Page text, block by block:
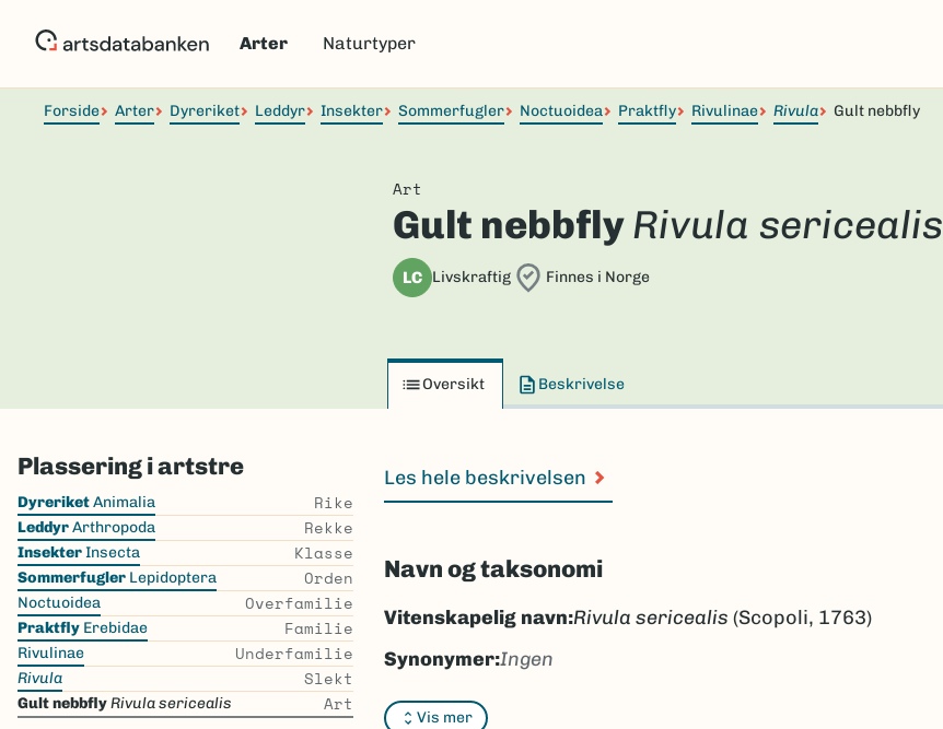
Arter Naturtyper
Forside Arter Dyreriket Leddyr Insekter Sommerfugler Noctuoidea Praktfly Rivulinae Rivula Gult nebbfly
Art
Gult nebbflyRivula sericealis
LC Livskraftig Finnes i Norge
Oversikt Beskrivelse
Plassering i artstre
Skip
the
list
DyreriketAnimalia Rike
LeddyrArthropoda Rekke
InsekterInsecta Klasse
Sommerfugler Lepidoptera Orden
Noctuoidea Overfamilie
Praktfly Erebidae Familie
Rivulinae Underfamilie
Rivula Slekt
Gult nebbflyRivula sericealis Art
Les hele beskrivelsen
Navn og taksonomi
Vis mer
Vitenskapelig navn:Rivula sericealis (Scopoli, 1763)
Synonymer:Ingen
Bokmål:gult nebbfly